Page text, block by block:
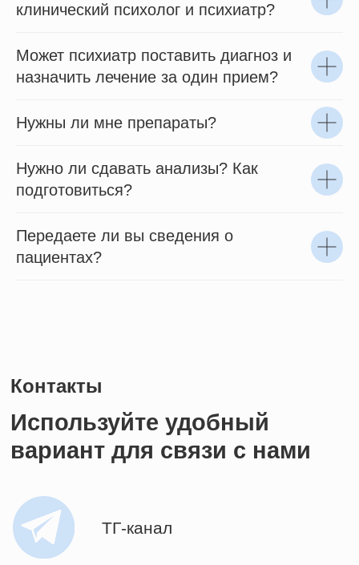
клинический психолог и психиатр?
Может психиатр поставить диагноз и
назначить лечение за один прием?
Нужны ли мне препараты?
Нужно ли сдавать анализы? Как
подготовиться?
Передаете ли вы сведения о
пациентах?